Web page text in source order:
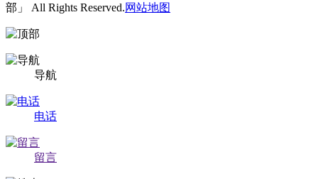
部」 All Rights Reserved.网站地图
导航
电话
留言